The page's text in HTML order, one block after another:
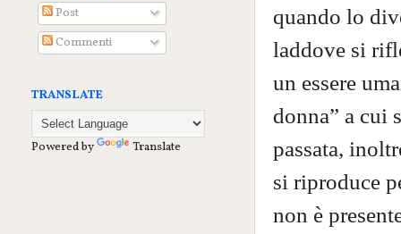
quando lo
laddove si
un essere
donna” a cui
passata,
si riproduce
non è
Post
Commenti
TRANSLATE
Powered by Translate